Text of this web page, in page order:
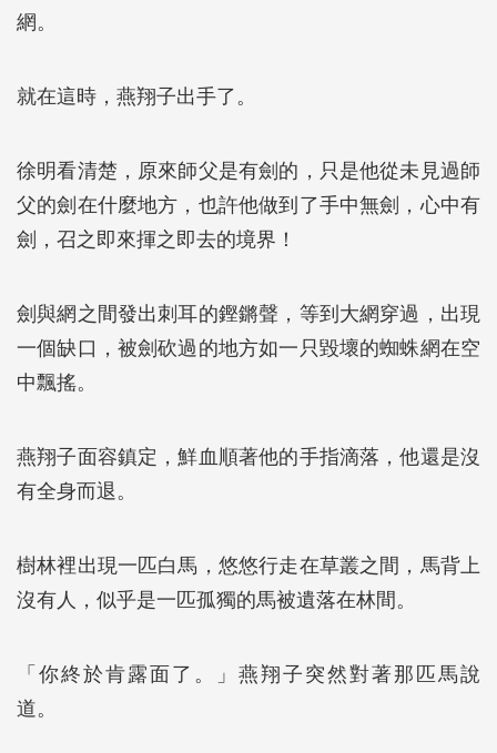
網。
就在這時，燕翔子出手了。
徐明看清楚，原來師父是有劍的，只是他從未見過師
父的劍在什麼地方，也許他做到了手中無劍，心中有
劍，召之即來揮之即去的境界！
劍與網之間發出刺耳的鏗鏘聲，等到大網穿過，出現
一個缺口，被劍砍過的地方如一只毀壞的蜘蛛網在空
中飄搖。
燕翔子面容鎮定，鮮血順著他的手指滴落，他還是沒
有全身而退。
樹林裡出現一匹白馬，悠悠行走在草叢之間，馬背上
沒有人，似乎是一匹孤獨的馬被遺落在林間。
「你終於肯露面了。」燕翔子突然對著那匹馬說
道。